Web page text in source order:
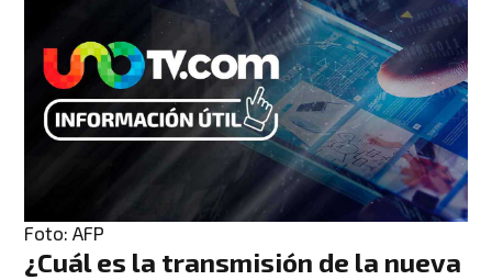
Foto: AFP
¿Cuál es la transmisión de la nueva